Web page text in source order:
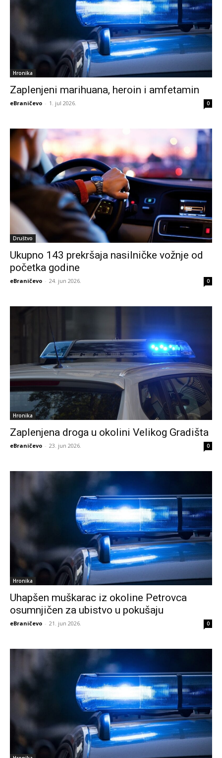
Hronika
Zaplenjeni marihuana, heroin i amfetamin
eBraničevo - 1. jul 2026. 0
Društvo
Ukupno 143 prekršaja nasilničke vožnje od
početka godine
eBraničevo - 24. jun 2026. 0
Hronika
Zaplenjena droga u okolini Velikog Gradišta
eBraničevo - 23. jun 2026. 0
Hronika
Uhapšen muškarac iz okoline Petrovca
osumnjičen za ubistvo u pokušaju
eBraničevo - 21. jun 2026. 0